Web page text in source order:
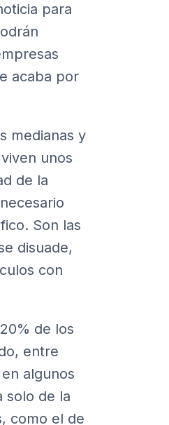
para
acaba por
medianas y
unos
de la
Son las
disuade,
con
de los
entre
algunos
solo de la
como el de